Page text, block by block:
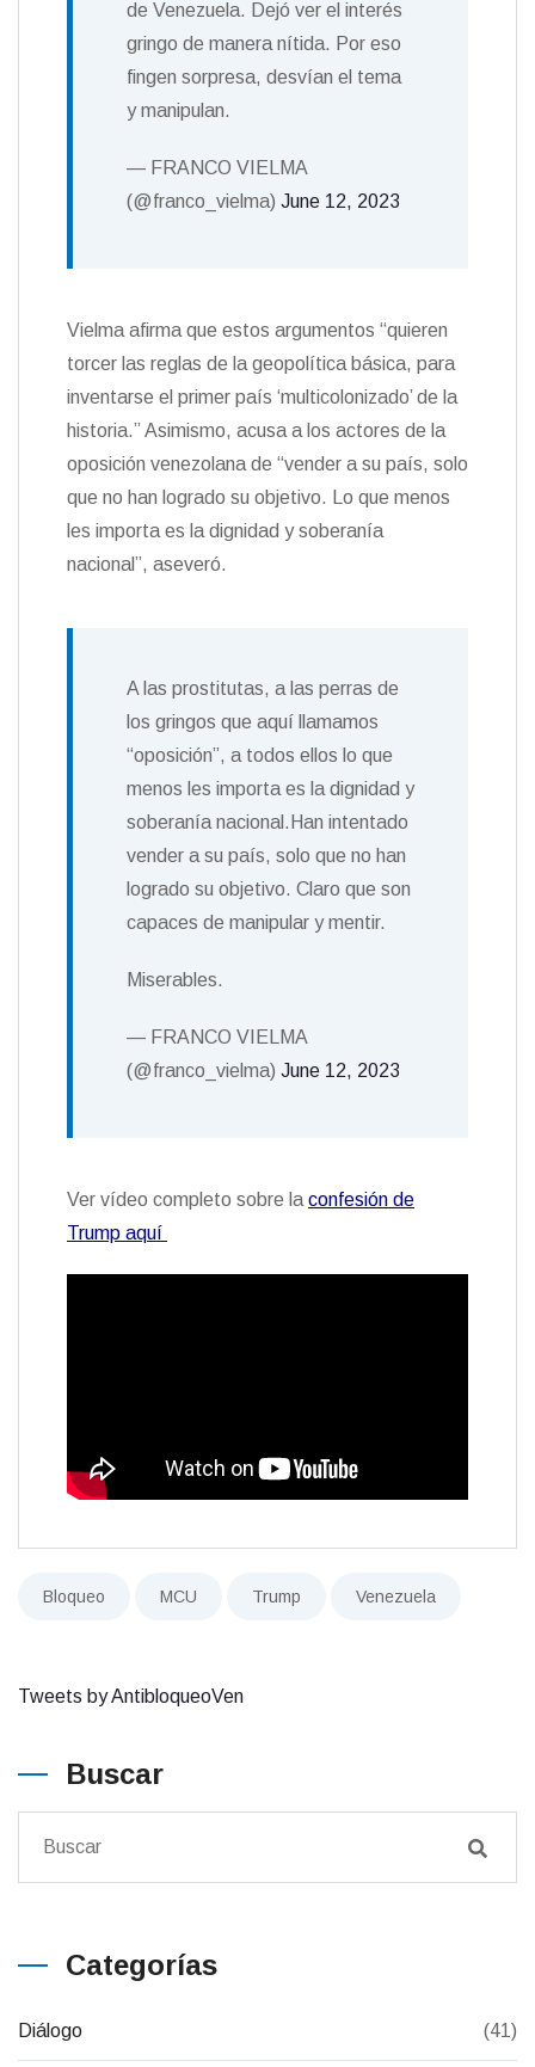
de Venezuela. Dejó ver el interés
gringo de manera nítida. Por eso
fingen sorpresa, desvían el tema
y manipulan.
— FRANCO VIELMA
(@franco_vielma) June 12, 2023
Vielma afirma que estos argumentos “quieren
torcer las reglas de la geopolítica básica, para
inventarse el primer país ‘multicolonizado’ de la
historia.” Asimismo, acusa a los actores de la
oposición venezolana de “vender a su país, solo
que no han logrado su objetivo. Lo que menos
les importa es la dignidad y soberanía
nacional”, aseveró.
A las prostitutas, a las perras de
los gringos que aquí llamamos
“oposición”, a todos ellos lo que
menos les importa es la dignidad y
soberanía nacional.Han intentado
vender a su país, solo que no han
logrado su objetivo. Claro que son
capaces de manipular y mentir.
Miserables.
— FRANCO VIELMA
(@franco_vielma) June 12, 2023
Ver vídeo completo sobre la confesión de
Trump aquí
Bloqueo MCU Trump Venezuela
Tweets by AntibloqueoVen
Buscar
Categorías
Diálogo (41)